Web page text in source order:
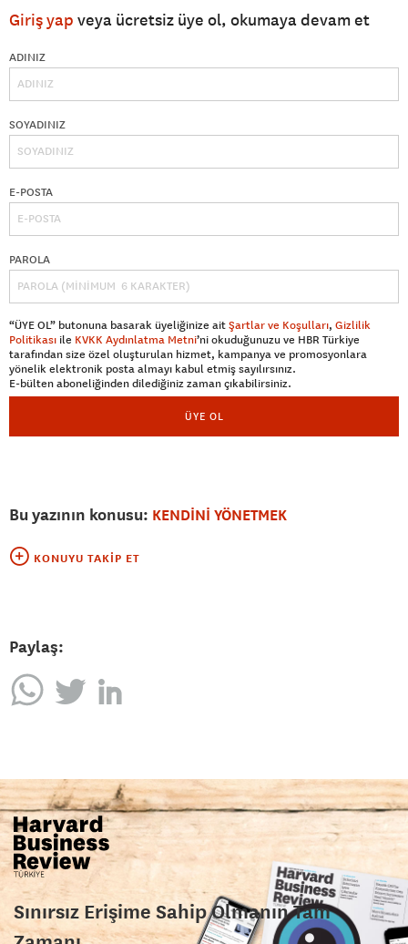
Giriş yap veya ücretsiz üye ol, okumaya devam et
ADINIZ
SOYADINIZ
E-POSTA
PAROLA
“ÜYE OL” butonuna basarak üyeliğinize aitŞartlar ve Koşulları, Gizlilik
Politikası ile KVKK Aydınlatma Metni’ni okuduğunuzu ve HBR Türkiye
tarafından size özel oluşturulan hizmet, kampanya ve promosyonlara
yönelik elektronik posta almayı kabul etmiş sayılırsınız.
E-bülten aboneliğinden dilediğiniz zaman çıkabilirsiniz.
ÜYE OL
Bu yazının konusu: KENDİNİ YÖNETMEK
KONUYU TAKIP ET
Paylaş:
Sınırsız Erişime Sahip Olmanın Tam